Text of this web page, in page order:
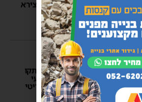
בראשות רבי מאיר אבוחצירא
יוסי יחזקאלי 13:54 1 תגובות
זועקים בתפילה
בסכנת חיים: הרופאים ניתקו
את הרב רפאל יהודה דרעי
ממכונת האקמו ומצבו קריטי
יוסי יחזקאלי 11:46 2 תגובות